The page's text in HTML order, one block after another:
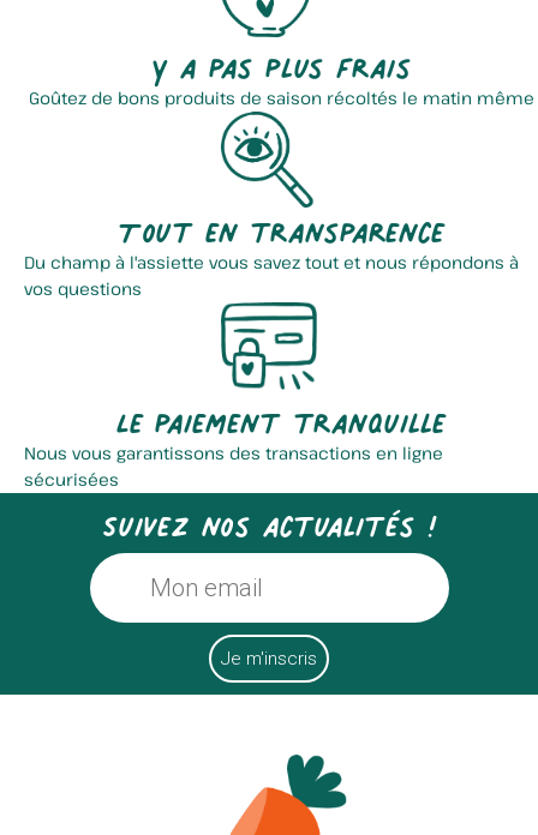
Y a pas plus frais
Goûtez de bons produits de saison récoltés le matin même
Tout en transparence
Du champ à l'assiette vous savez tout et nous répondons à
vos questions
Le paiement tranquille
Nous vous garantissons des transactions en ligne
sécurisées
Suivez nos actualités !